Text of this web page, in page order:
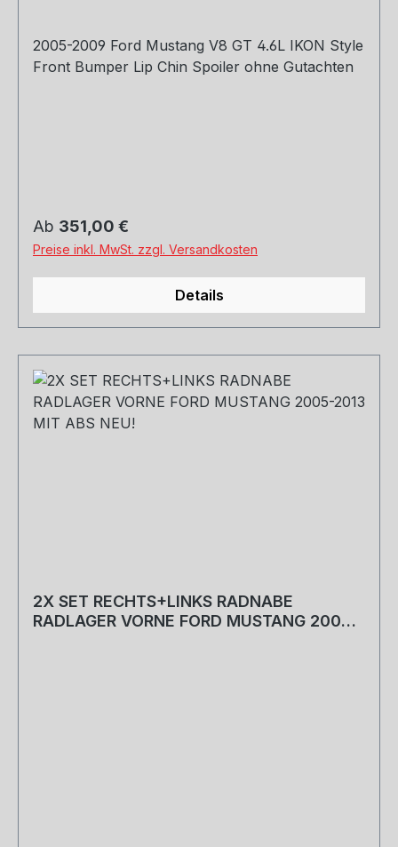
2005-2009 Ford Mustang V8 GT 4.6L IKON Style
Front Bumper Lip Chin Spoiler ohne Gutachten
Regulärer Preis:
Ab 351,00 €
Preise inkl. MwSt. zzgl. Versandkosten
Details
2X SET RECHTS+LINKS RADNABE
RADLAGER VORNE FORD MUSTANG 2005-